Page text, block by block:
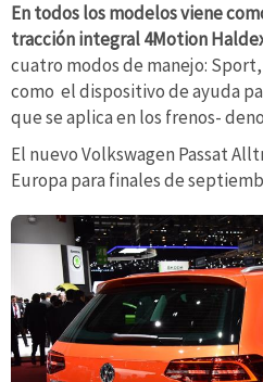
En todos los modelos viene
tracción integral 4Motion
cuatro modos de manejo:
como el dispositivo de ayuda
que se aplica en los frenos-
El nuevo Volkswagen Passat
Europa para finales de